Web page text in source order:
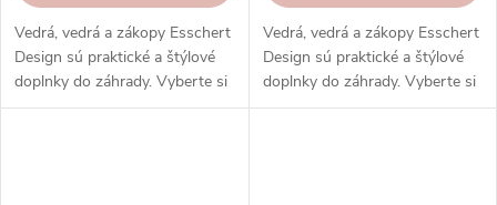
Vedrá, vedrá a zákopy Esschert
Design sú praktické a štýlové
doplnky do záhrady. Vyberte si
z rôznych veľkostí, materiálov a
Vedrá, vedrá a zákopy Esschert
Design sú praktické a štýlové
doplnky do záhrady. Vyberte si
z rôznych veľkostí, materiálov a